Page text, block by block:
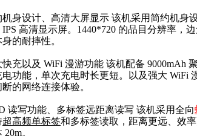
机身设计、高清大屏显示 该机采用简约机身
IPS 高清显示屏。1440*720 的品目分辨率，
的耐摔性。
快充以及 WiFi 漫游功能 该机配备 9000mAh
功能，单次充电时长更短。以及强大 WiFi
的网络连接体验。
读写功能、多标签远距离读写 该机采用全向
超高频单标签和多标签读取，距离更远、效
。